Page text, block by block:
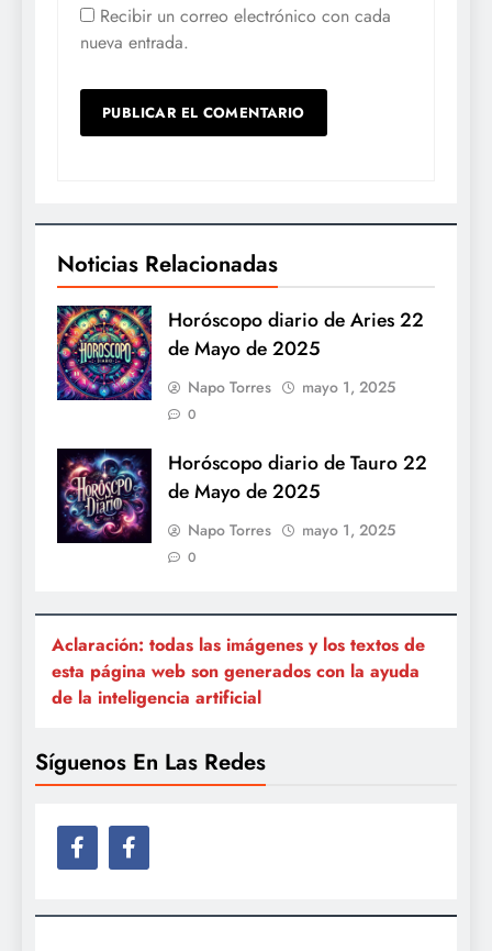
Recibir un correo electrónico con cada
nueva entrada.
Noticias Relacionadas
Horóscopo diario de Aries 22
de Mayo de 2025
Napo Torres mayo 1, 2025
0
Horóscopo diario de Tauro 22
de Mayo de 2025
Napo Torres mayo 1, 2025
0
Aclaración: todas las imágenes y los textos de
esta página web son generados con la ayuda
de la inteligencia artificial
Síguenos En Las Redes